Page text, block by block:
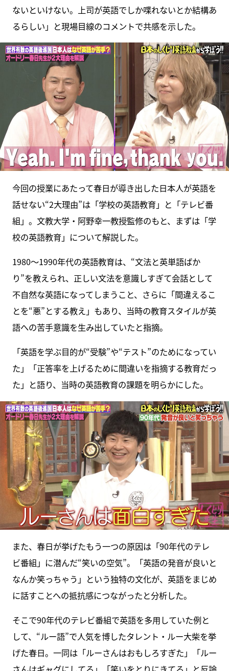
ないといけない。上司が英語でしか喋れないとか結構あ
るらしい」と現場目線のコメントで共感を示した。
今回の授業にあたって春日が導き出した日本人が英語を
話せない“2大理由”は「学校の英語教育」と「テレビ番
組」。文教大学・阿野幸一教授監修のもと、まずは「学
校の英語教育」について解説した。
1980〜1990年代の英語教育は、“文法と英単語ばか
り”を教えられ、正しい文法を意識しすぎて会話として
不自然な英語になってしまうこと、さらに「間違えるこ
とを“悪”とする教え」もあり、当時の教育スタイルが英
語への苦手意識を生み出していたと指摘。
「英語を学ぶ目的が“受験”や“テスト”のためになってい
た」「正答率を上げるために間違いを指摘する教育だっ
た」と語り、当時の英語教育の課題を明らかにした。
また、春日が挙げたもう一つの原因は「90年代のテレ
ビ番組」に潜んだ“笑いの空気”。「英語の発音が良いと
なんか笑っちゃう」という独特の文化が、英語をまじめ
に話すことへの抵抗感につながったと分析した。
そこで90年代のテレビ番組で英語を多用していた例と
して、“ルー語”で人気を博したタレント・ルー大柴を挙
げた春日。一同は「ルーさんはおもしろすぎた」「ルー